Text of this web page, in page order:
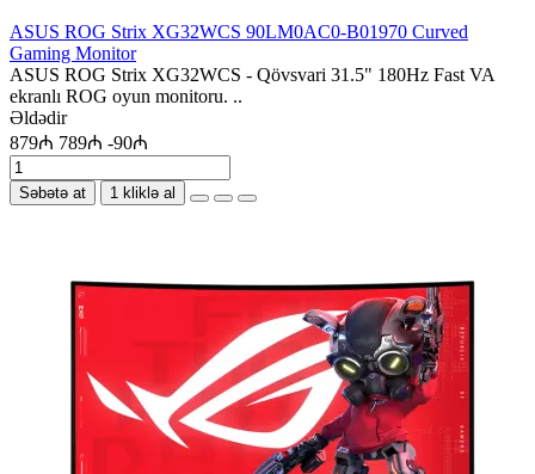
ASUS ROG Strix XG32WCS 90LM0AC0-B01970 Curved
Gaming Monitor
ASUS ROG Strix XG32WCS - Qövsvari 31.5" 180Hz Fast VA
ekranlı ROG oyun monitoru. ..
Əldədir
879₼ 789₼ -90₼
Səbətə at 1 kliklə al